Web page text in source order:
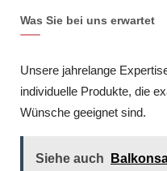
Was Sie bei uns erwartet
Unsere jahrelange
individuelle Produkte, die
Wünsche geeignet sind.
Siehe auch